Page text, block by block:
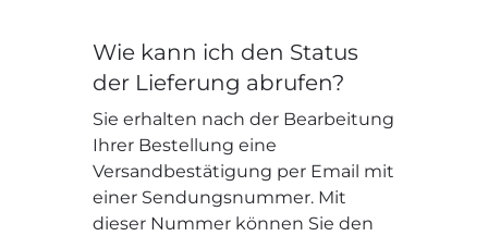
Wie kann ich den Status
der Lieferung abrufen?
Sie erhalten nach der Bearbeitung
Ihrer Bestellung eine
Versandbestätigung per Email mit
einer Sendungsnummer. Mit
dieser Nummer können Sie den